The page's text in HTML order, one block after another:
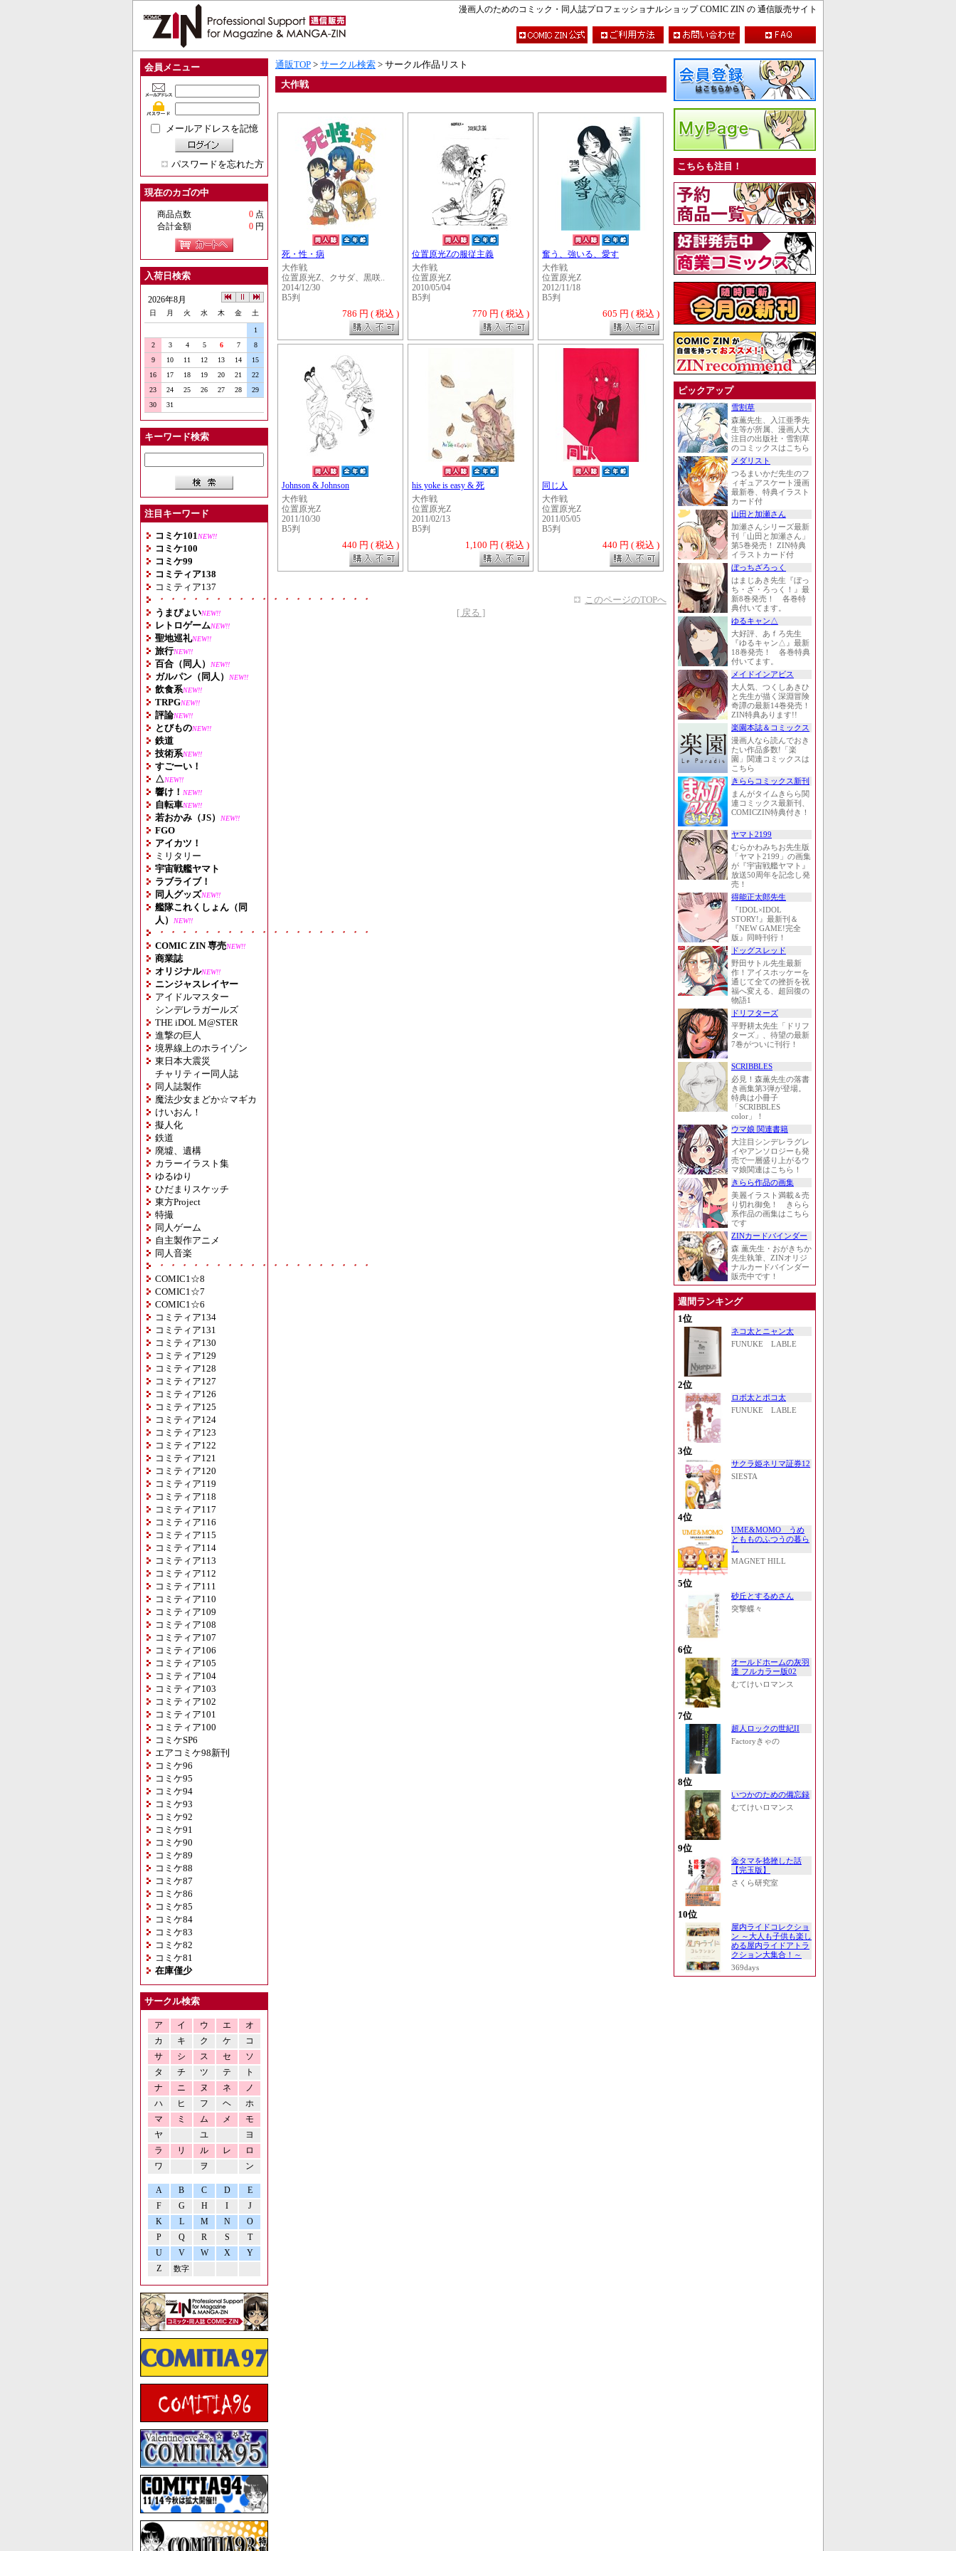
漫画人のためのコミック・同人誌プロフェッショナルショップ COMIC ZIN の 通信販売サイト
会員メニュー
メールアドレスを記憶
パスワードを忘れた方
現在のカゴの中
商品点数 0 点
合計金額
0 円
入荷日検索
2026年8月
日 月 火 水 木 金 土
1
2
3 4 5 6 7
8
9
10 11 12 13 14
15
16
17 18 19 20 21
22
23
24 25 26 27 28
29
30
31
キーワード検索
注目キーワード
コミケ101 NEW!!
コミケ100
コミケ99
コミティア138
コミティア137
・・・・・・・・・・・・・・・・・・・
うまぴょいNEW!!
レトロゲームNEW!!
聖地巡礼NEW!!
旅行NEW!!
百合（同人） NEW!!
ガルパン（同人） NEW!!
飲食系NEW!!
TRPGNEW!!
評論NEW!!
とびものNEW!!
鉄道
技術系NEW!!
すごーい！
△NEW!!
響け！ NEW!!
自転車NEW!!
若おかみ（JS） NEW!!
FGO
アイカツ！
ミリタリー
宇宙戦艦ヤマト
ラブライブ！
同人グッズNEW!!
艦隊これくしょん（同
人）
NEW!!
・・・・・・・・・・・・・・・・・・・
COMIC ZIN 専売NEW!!
商業誌
オリジナルNEW!!
ニンジャスレイヤー
アイドルマスター
シンデレラガールズ
THE iDOL M@STER
進撃の巨人
境界線上のホライゾン
東日本大震災
チャリティー同人誌
同人誌製作
魔法少女まどか☆マギカ
けいおん！
擬人化
鉄道
廃墟、遺構
カラーイラスト集
ゆるゆり
ひだまりスケッチ
東方Project
特撮
同人ゲーム
自主製作アニメ
同人音楽
・・・・・・・・・・・・・・・・・・・
COMIC1☆8
COMIC1☆7
COMIC1☆6
コミティア134
コミティア131
コミティア130
コミティア129
コミティア128
コミティア127
コミティア126
コミティア125
コミティア124
コミティア123
コミティア122
コミティア121
コミティア120
コミティア119
コミティア118
コミティア117
コミティア116
コミティア115
コミティア114
コミティア113
コミティア112
コミティア111
コミティア110
コミティア109
コミティア108
コミティア107
コミティア106
コミティア105
コミティア104
コミティア103
コミティア102
コミティア101
コミティア100
コミケSP6
エアコミケ98新刊
コミケ96
コミケ95
コミケ94
コミケ93
コミケ92
コミケ91
コミケ90
コミケ89
コミケ88
コミケ87
コミケ86
コミケ85
コミケ84
コミケ83
コミケ82
コミケ81
在庫僅少
サークル検索
ア イ ウ エ
オ
カ
キ ク ケ
コ
サ
シ ス セ
ソ
タ
チ ツ テ
ト
ナ
ニ ヌ ネ
ノ
ハ
ヒ フ ヘ
ホ
マ
ミ ム メ
モ
ヤ
ユ
ヨ
ラ
リ ル レ
ロ
ワ
ヲ ン
A B C D
E
F
G H I
J
K
L M N
O
P
Q R S
T
U
V W X
Y
Z
数字
通販TOP > サークル検索 > サークル作品リスト
大作戦
死・性・病
大作戦
位置原光Z、クサダ、黒咲..
2014/12/30
B5判
786 円 ( 税込 )
位置原光Zの服従主義
大作戦
位置原光Z
2010/05/04
B5判
770 円 ( 税込 )
奮う、強いる、愛す
大作戦
位置原光Z
2012/11/18
B5判
605 円 ( 税込 )
Johnson & Johnson
大作戦
位置原光Z
2011/10/30
B5判
440 円 ( 税込 )
his yoke is easy & 死
大作戦
位置原光Z
2011/02/13
B5判
1,100 円 ( 税込 )
同じ人
大作戦
位置原光Z
2011/05/05
B5判
440 円 ( 税込 )
このページのTOPへ
[ 戻る ]
こちらも注目！
ピックアップ
雪割草
森薫先生、入江亜季先
生等が所属、漫画人大
注目の出版社・雪割草
のコミックスはこちら
メダリスト
つるまいかだ先生のフ
ィギュアスケート漫画
最新巻、特典イラスト
カード付
山田と加瀬さん
加瀬さんシリーズ最新
刊「山田と加瀬さん」
第5巻発売！ ZIN特典
イラストカード付
ぼっちざろっく
はまじあき先生『ぼっ
ち・ざ・ろっく！』最
新8巻発売！ 各巻特
典付いてます。
ゆるキャン△
大好評、あｆろ先生
『ゆるキャン△』最新
18巻発売！ 各巻特典
付いてます。
メイドインアビス
大人気、つくしあきひ
と先生が描く深淵冒険
奇譚の最新14巻発売！
ZIN特典あります!!
楽園本誌＆コミックス
漫画人なら読んでおき
たい作品多数!「楽
園」関連コミックスは
こちら
きららコミックス新刊
まんがタイムきらら関
連コミックス最新刊、
COMICZIN特典付き！
ヤマト2199
むらかわみちお先生版
「ヤマト2199」の画集
が『宇宙戦艦ヤマト』
放送50周年を記念し発
売！
得能正太郎先生
『IDOL×IDOL
STORY!』最新刊＆
『NEW GAME!完全
版』同時刊行！
ドッグスレッド
野田サトル先生最新
作！アイスホッケーを
通じて全ての挫折を祝
福へ変える、超回復の
物語1
ドリフターズ
平野耕太先生「ドリフ
ターズ」、待望の最新
7巻がついに刊行！
SCRIBBLES
必見！森薫先生の落書
き画集第3弾が登場。
特典は小冊子
「SCRIBBLES
color」！
ウマ娘 関連書籍
大注目シンデレラグレ
イやアンソロジーも発
売で一層盛り上がるウ
マ娘関連はこちら！
きらら作品の画集
美麗イラスト満載＆売
り切れ御免！ きらら
系作品の画集はこちら
です
ZINカードバインダー
森 薫先生・おがきちか
先生執筆、ZINオリジ
ナルカードバインダー
販売中です！
週間ランキング
1位
ネコ太とニャン太
FUNUKE LABLE
2位
ロボ太とポコ太
FUNUKE LABLE
3位
サクラ姫ネリマ証券12
SIESTA
4位
UME&MOMO うめ
ともものふつうの暮ら
し
MAGNET HILL
5位
砂丘とするめさん
突撃蝶々
6位
オールドホームの灰羽
達 フルカラー版02
むてけいロマンス
7位
超人ロックの世紀II
Factoryきゃの
8位
いつかのための備忘録
むてけいロマンス
9位
金タマを捻挫した話
【完玉版】
さくら研究室
10位
屋内ライドコレクショ
ン ～大人も子供も楽し
める屋内ライドアトラ
クション大集合！～
369days